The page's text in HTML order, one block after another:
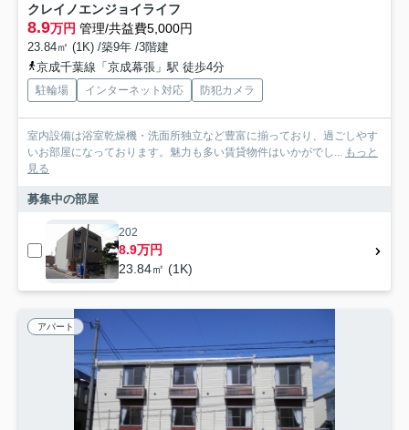
クレイノエンジョイライフ
8.9万円 管理/共益費5,000円
23.84㎡ (1K) /築9年 /3階建
京成千葉線「京成幕張」駅 徒歩4分
駐輪場 インターネット対応 防犯カメラ
室内設備は浴室乾燥機・洗面所独立など豊富に揃っており、過ごしやす
いお部屋になっております。魅力も多い賃貸物件はいかがでし...
もっと
見る
募集中の部屋
202
8.9万円
23.84㎡ (1K)
アパート